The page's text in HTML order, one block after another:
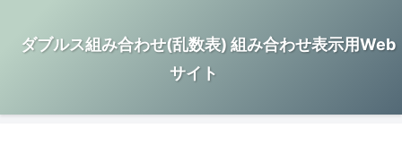
ダブルス組み合わせ(乱数表) 組み合わせ表示用Web
サイト